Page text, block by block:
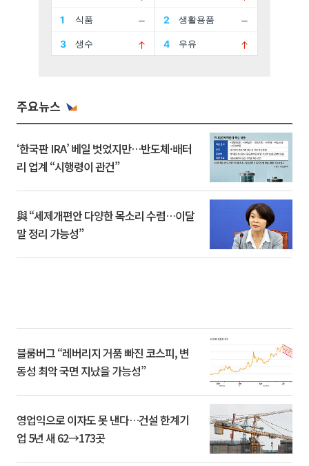
주요뉴스
‘한국판 IRA’ 베일 벗었지만…반도체·배터
리 업계 “시행령이 관건”
與 “세제개편안 다양한 목소리 수렴…이달
말 정리 가능성”
블룸버그 “레버리지 거품 빠진 코스피, 변
동성 최악 국면 지났을 가능성”
영업익으로 이자도 못 낸다…건설 한계기
업 5년 새 62→173곳